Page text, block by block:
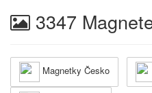
3347
Magnetky Česko